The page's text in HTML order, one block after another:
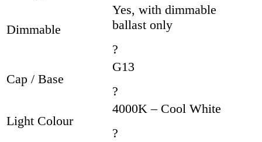
Dimmable
Yes, with dimmable
ballast only
?
Cap / Base
G13
?
Light Colour
4000K – Cool White
?